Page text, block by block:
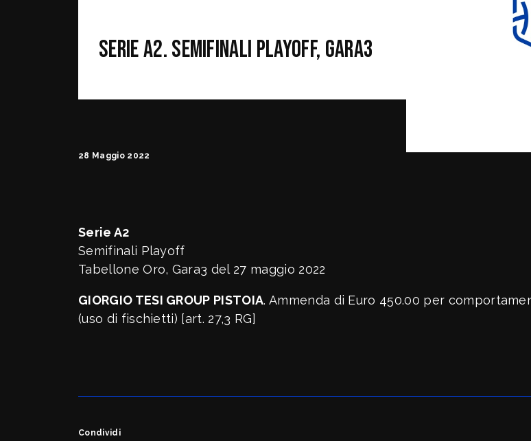
Comitati Regionali
FipOnLine
myFIP
News
Allenatori
Settore Giovanile
Giustizia Sportiva
Agenti Sportivi
Settore Organizzativo
Serie A2. Semifinali Playoff, Gara3
28 Maggio 2022
Serie A2
Semifinali Playoff
Tabellone Oro, Gara3 del 27 maggio 2022
GIORGIO TESI GROUP PISTOIA. Ammenda di Euro 450.00 per
(uso di fischietti) [art. 27,3 RG]
Condividi